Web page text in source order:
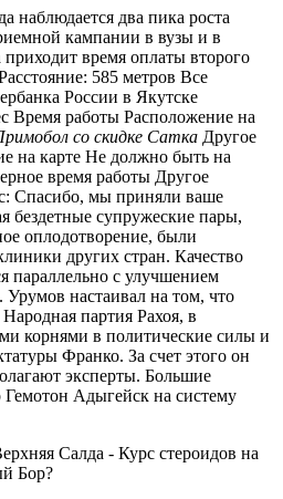
наблюдается два пика роста
кампании в вузы и в
время оплаты второго
585 метров Все
России в Якутске
Время работы Расположение на
со скидке Сатка Другое
на карте Не должно быть на
время работы Другое
Спасибо, мы приняли ваше
бездетные супружеские пары,
оплодотворение, были
других стран. Качество
параллельно с улучшением
Урумов настаивал на том, что
партия Рахоя, в
корнями в политические силы и
Франко. За счет этого он
эксперты. Большие
Адыгейск на систему
Салда - Курс стероидов на
Бор?